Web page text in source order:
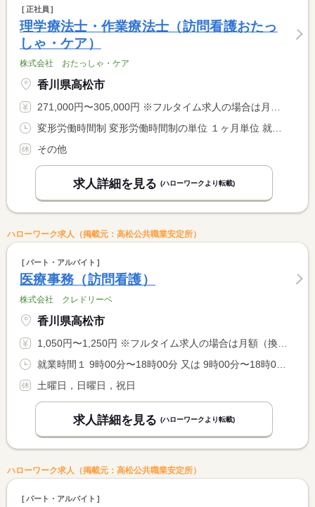
正社員
理学療法士・作業療法士（訪問看護おたっ
しゃ・ケア）
株式会社 おたっしゃ・ケア
香川県高松市
271,000円〜305,000円 ※フルタイム求人の場合は月額（換算額）、パート求人の場合は時間額を表示しています。
その他
求人詳細を見る (ハローワークより転載)
ハローワーク求人（掲載元：高松公共職業安定所）
パート・アルバイト
医療事務（訪問看護）
株式会社 クレドリーベ
香川県高松市
1,050円〜1,250円 ※フルタイム求人の場合は月額（換算額）、パート求人の場合は時間額を表示しています。
土曜日，日曜日，祝日
求人詳細を見る (ハローワークより転載)
ハローワーク求人（掲載元：高松公共職業安定所）
パート・アルバイト